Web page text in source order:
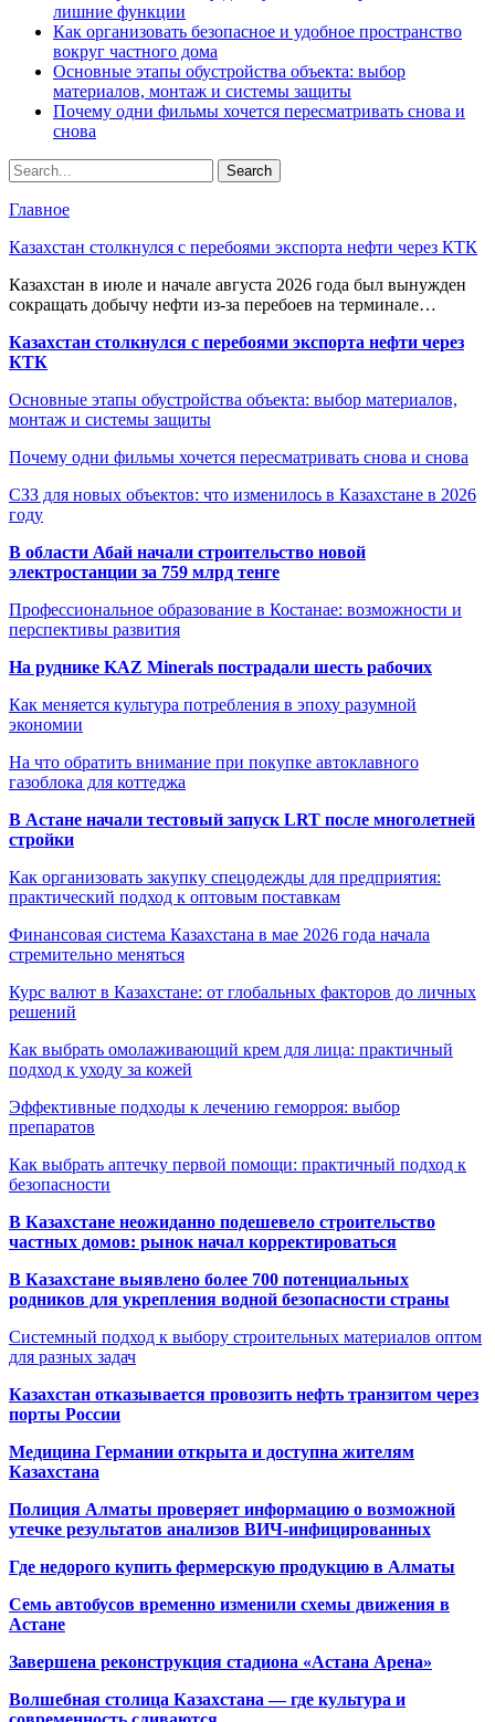
лишние функции
Как организовать безопасное и удобное пространство
вокруг частного дома
Основные этапы обустройства объекта: выбор
материалов, монтаж и системы защиты
Почему одни фильмы хочется пересматривать снова и
снова
Главное
Казахстан столкнулся с перебоями экспорта нефти через КТК
Казахстан в июле и начале августа 2026 года был вынужден
сокращать добычу нефти из-за перебоев на терминале…
Казахстан столкнулся с перебоями экспорта нефти через
КТК
Основные этапы обустройства объекта: выбор материалов,
монтаж и системы защиты
Почему одни фильмы хочется пересматривать снова и снова
СЗЗ для новых объектов: что изменилось в Казахстане в 2026
году
В области Абай начали строительство новой
электростанции за 759 млрд тенге
Профессиональное образование в Костанае: возможности и
перспективы развития
На руднике KAZ Minerals пострадали шесть рабочих
Как меняется культура потребления в эпоху разумной
экономии
На что обратить внимание при покупке автоклавного
газоблока для коттеджа
В Астане начали тестовый запуск LRT после многолетней
стройки
Как организовать закупку спецодежды для предприятия:
практический подход к оптовым поставкам
Финансовая система Казахстана в мае 2026 года начала
стремительно меняться
Курс валют в Казахстане: от глобальных факторов до личных
решений
Как выбрать омолаживающий крем для лица: практичный
подход к уходу за кожей
Эффективные подходы к лечению геморроя: выбор
препаратов
Как выбрать аптечку первой помощи: практичный подход к
безопасности
В Казахстане неожиданно подешевело строительство
частных домов: рынок начал корректироваться
В Казахстане выявлено более 700 потенциальных
родников для укрепления водной безопасности страны
Системный подход к выбору строительных материалов оптом
для разных задач
Казахстан отказывается провозить нефть транзитом через
порты России
Медицина Германии открыта и доступна жителям
Казахстана
Полиция Алматы проверяет информацию о возможной
утечке результатов анализов ВИЧ-инфицированных
Где недорого купить фермерскую продукцию в Алматы
Семь автобусов временно изменили схемы движения в
Астане
Завершена реконструкция стадиона «Астана Арена»
Волшебная столица Казахстана — где культура и